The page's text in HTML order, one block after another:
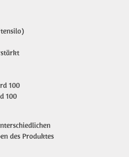
100
100
des Produktes